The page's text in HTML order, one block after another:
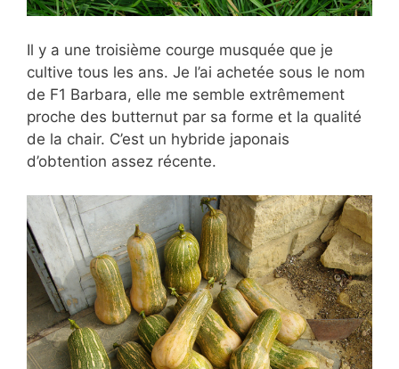
Il y a une troisième courge musquée que je
cultive tous les ans. Je l’ai achetée sous le nom
de F1 Barbara, elle me semble extrêmement
proche des butternut par sa forme et la qualité
de la chair. C’est un hybride japonais
d’obtention assez récente.